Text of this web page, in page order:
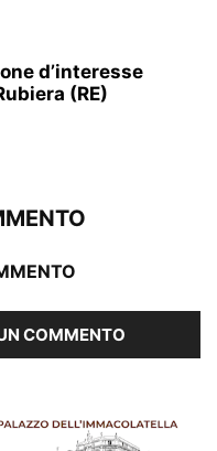
d’interesse
(RE)
COMMENTO